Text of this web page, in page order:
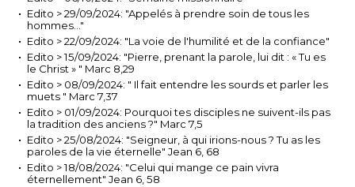
Edito > 29/09/2024: "Appelés à prendre soin de tous les
hommes…"
Edito > 22/09/2024: "La voie de l'humilité et de la confiance"
Edito > 15/09/2024: "Pierre, prenant la parole, lui dit : « Tu es
le Christ » " Marc 8,29
Edito > 08/09/2024: " Il fait entendre les sourds et parler les
muets " Marc 7,37
Edito > 01/09/2024: Pourquoi tes disciples ne suivent-ils pas
la tradition des anciens ?" Marc 7,5
Edito > 25/08/2024: "Seigneur, à qui irions-nous ? Tu as les
paroles de la vie éternelle" Jean 6, 68
Edito > 18/08/2024: "Celui qui mange ce pain vivra
éternellement" Jean 6, 58